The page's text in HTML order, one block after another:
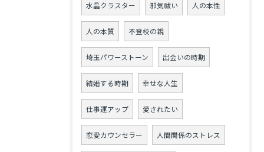
水晶クラスター 邪気祓い 人の本性
人の本質 不登校の親
埼玉パワーストーン 出会いの時期
結婚する時期 幸せな人生
仕事運アップ 愛されたい
恋愛カウンセラー 人間関係のストレス